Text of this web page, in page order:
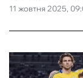
11 жовтня 2025,